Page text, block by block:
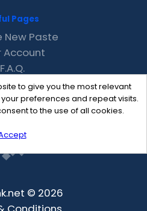
to give you the most relevant
preferences and repeat visits.
to the use of all cookies.
Pages
New Paste
Account
F.A.Q.
© 2026